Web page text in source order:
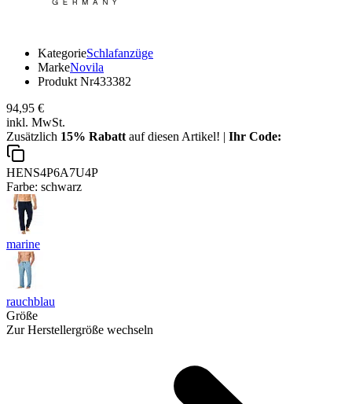
KategorieSchlafanzüge
MarkeNovila
Produkt Nr433382
94,95 €
inkl. MwSt.
Zusätzlich 15% Rabatt auf diesen Artikel! | Ihr Code:
HENS4P6A7U4P
Farbe: schwarz
marine
rauchblau
Größe
Zur Herstellergröße wechseln